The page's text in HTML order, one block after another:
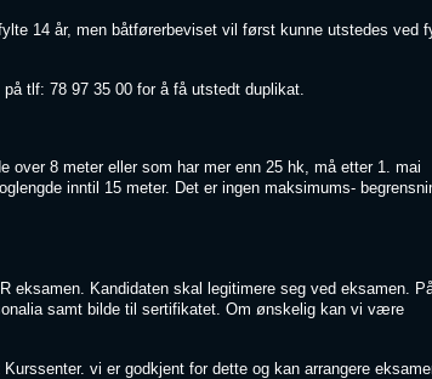
14 år, men båtførerbeviset vil først kunne utstedes ved
tlf: 78 97 35 00 for å få utstedt duplikat.
8 meter eller som har mer enn 25 hk, må etter 1. mai
inntil 15 meter. Det er ingen maksimums-
eksamen. Kandidaten skal legitimere seg ved eksamen.
samt bilde til sertifikatet. Om ønskelig kan vi være
vi er godkjent for dette og kan arrangere